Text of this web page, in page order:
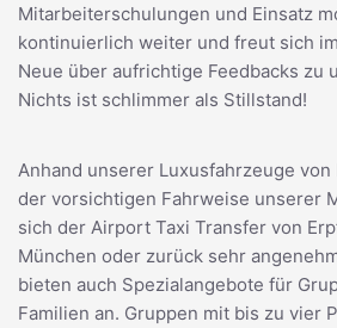
Mitarbeiterschulungen und Einsatz
kontinuierlich weiter und freut sich
Neue über aufrichtige Feedbacks zu
Nichts ist schlimmer als Stillstand!
Anhand unserer Luxusfahrzeuge
der vorsichtigen Fahrweise unserer
sich der Airport Taxi Transfer von
München oder zurück sehr
bieten auch Spezialangebote für
Familien an. Gruppen mit bis zu vier